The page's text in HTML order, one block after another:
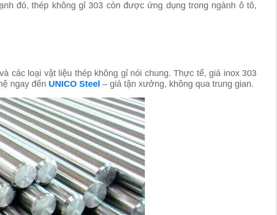
đó, thép không gỉ 303 còn được ứng dụng trong ngành ô tô,
các loại vật liệu thép không gỉ nói chung. Thực tế, giá inox 303
ngay đến UNICO Steel – giá tận xưởng, không qua trung gian.